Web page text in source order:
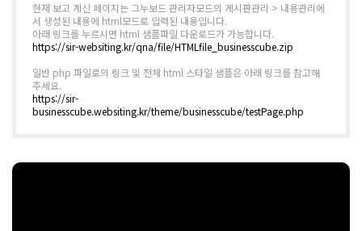
현재 보고 계신 페이지는 그누보드 관리자모드의 게시판관리 > 내용관리에
서 생성된 내용에 html모드로 입력된 내용입니다.
아래 링크를 누르시면 html 샘플파일 다운로드가 가능합니다.
https://sir-websiting.kr/qna/file/HTMLfile_businesscube.zip
일반 php 파일로의 링크 및 전체 html 스타일 샘플은 아래 링크를 참고해
주세요.
https://sir-
businesscube.websiting.kr/theme/businesscube/testPage.php